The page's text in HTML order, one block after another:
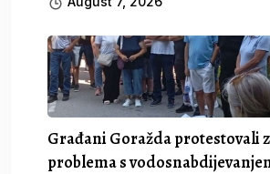
Građani Goražda protestovali
problema s